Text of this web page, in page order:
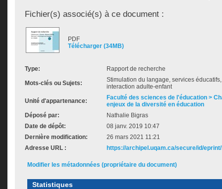
Fichier(s) associé(s) à ce document :
PDF
Télécharger (34MB)
Type: Rapport de recherche
Mots-clés ou Sujets:
Stimulation du langage, services
interaction adulte-enfant
Unité d'appartenance:
Faculté des sciences de l'éducation >
enjeux de la diversité en éducation
Déposé par:
Nathalie Bigras
Date de dépôt:
08 janv. 2019 10:47
Dernière modification:
26 mars 2021 11:21
Adresse URL :
https://archipel.uqam.ca/secure/id/
Modifier les métadonnées (propriétaire du document)
Statistiques